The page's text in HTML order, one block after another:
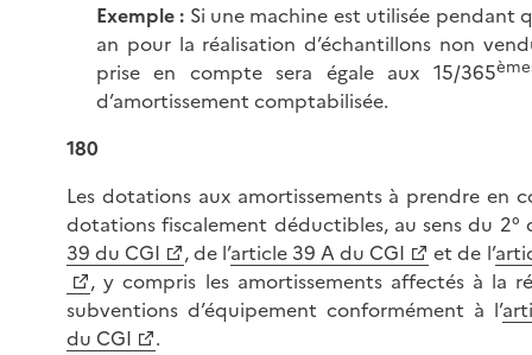
Exemple : Si une machine est utilisée pendant
an pour la réalisation d’échantillons non
prise en compte sera égale aux 15/365
d’amortissement comptabilisée.
180
Les dotations aux amortissements à prendre en
dotations fiscalement déductibles, au sens du 2°
39 du CGI
, de l’article 39 A du CGI et de l’
, y compris les amortissements affectés à la
subventions d’équipement conformément à l’
du CGI
.